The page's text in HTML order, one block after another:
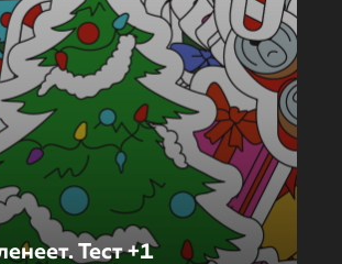
Тест +1